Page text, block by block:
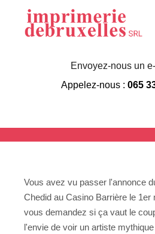
Envoyez-nous un
Appelez-nous : 065
Louis
Casino
Vous avez vu passer l'annonce
Chedid au Casino Barrière le 1er
vous demandez si ça vaut le
l'envie de voir un artiste